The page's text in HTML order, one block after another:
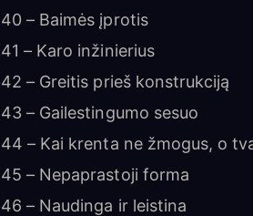
40 – Baimės įprotis
41 – Karo inžinierius
42 – Greitis prieš konstrukciją
43 – Gailestingumo sesuo
44 – Kai krenta ne žmogus, o
45 – Nepaprastoji forma
46 – Naudinga ir leistina